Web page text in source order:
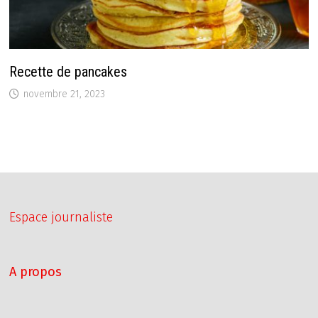
Recette de pancakes
novembre 21, 2023
Espace journaliste
A propos